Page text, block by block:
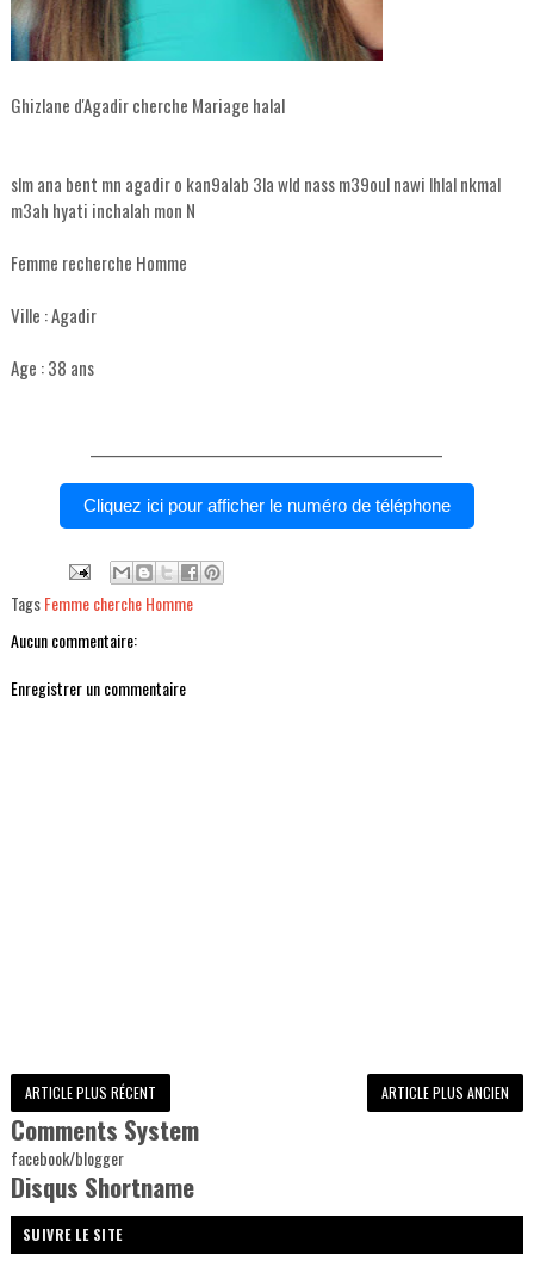
Ghizlane d'Agadir cherche Mariage halal
slm ana bent mn agadir o kan9alab 3la wld nass m39oul nawi lhlal nkmal
m3ah hyati inchalah mon N
Femme recherche Homme
Ville : Agadir
Age : 38 ans
Cliquez ici pour afficher le numéro de téléphone
TagsFemme cherche Homme
Aucun commentaire:
Enregistrer un commentaire
ARTICLE PLUS RÉCENT ARTICLE PLUS ANCIEN
Comments System
facebook/blogger
Disqus Shortname
SUIVRE LE SITE